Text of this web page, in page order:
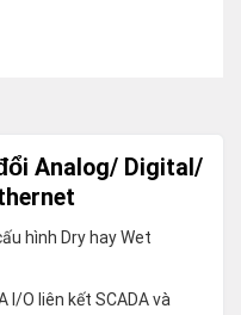
Analog/ Digital/
hình Dry hay Wet
I/O liên kết SCADA và